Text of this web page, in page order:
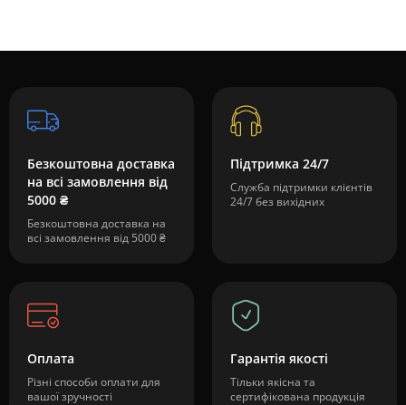
Безкоштовна доставка
на всі замовлення від
5000 ₴
Безкоштовна доставка на
всі замовлення від 5000 ₴
Підтримка 24/7
Служба підтримки клієнтів
24/7 без вихідних
Оплата
Різні способи оплати для
вашої зручності
Гарантія якості
Тільки якісна та
сертифікована продукція